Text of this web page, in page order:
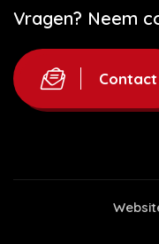
Vragen? Neem
Contact